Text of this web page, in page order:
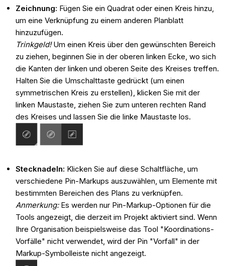
Zeichnung: Fügen Sie ein Quadrat oder einen Kreis hinzu,
um eine Verknüpfung zu einem anderen Planblatt
hinzuzufügen.
Trinkgeld!Um einen Kreis über den gewünschten Bereich
zu ziehen, beginnen Sie in der oberen linken Ecke, wo sich
die Kanten der linken und oberen Seite des Kreises treffen.
Halten Sie die Umschalttaste gedrückt (um einen
symmetrischen Kreis zu erstellen), klicken Sie mit der
linken Maustaste, ziehen Sie zum unteren rechten Rand
des Kreises und lassen Sie die linke Maustaste los.
Stecknadeln: Klicken Sie auf diese Schaltfläche, um
verschiedene Pin-Markups auszuwählen, um Elemente mit
bestimmten Bereichen des Plans zu verknüpfen.
Anmerkung: Es werden nur Pin-Markup-Optionen für die
Tools angezeigt, die derzeit im Projekt aktiviert sind. Wenn
Ihre Organisation beispielsweise das Tool "Koordinations-
Vorfälle" nicht verwendet, wird der Pin "Vorfall" in der
Markup-Symbolleiste nicht angezeigt.